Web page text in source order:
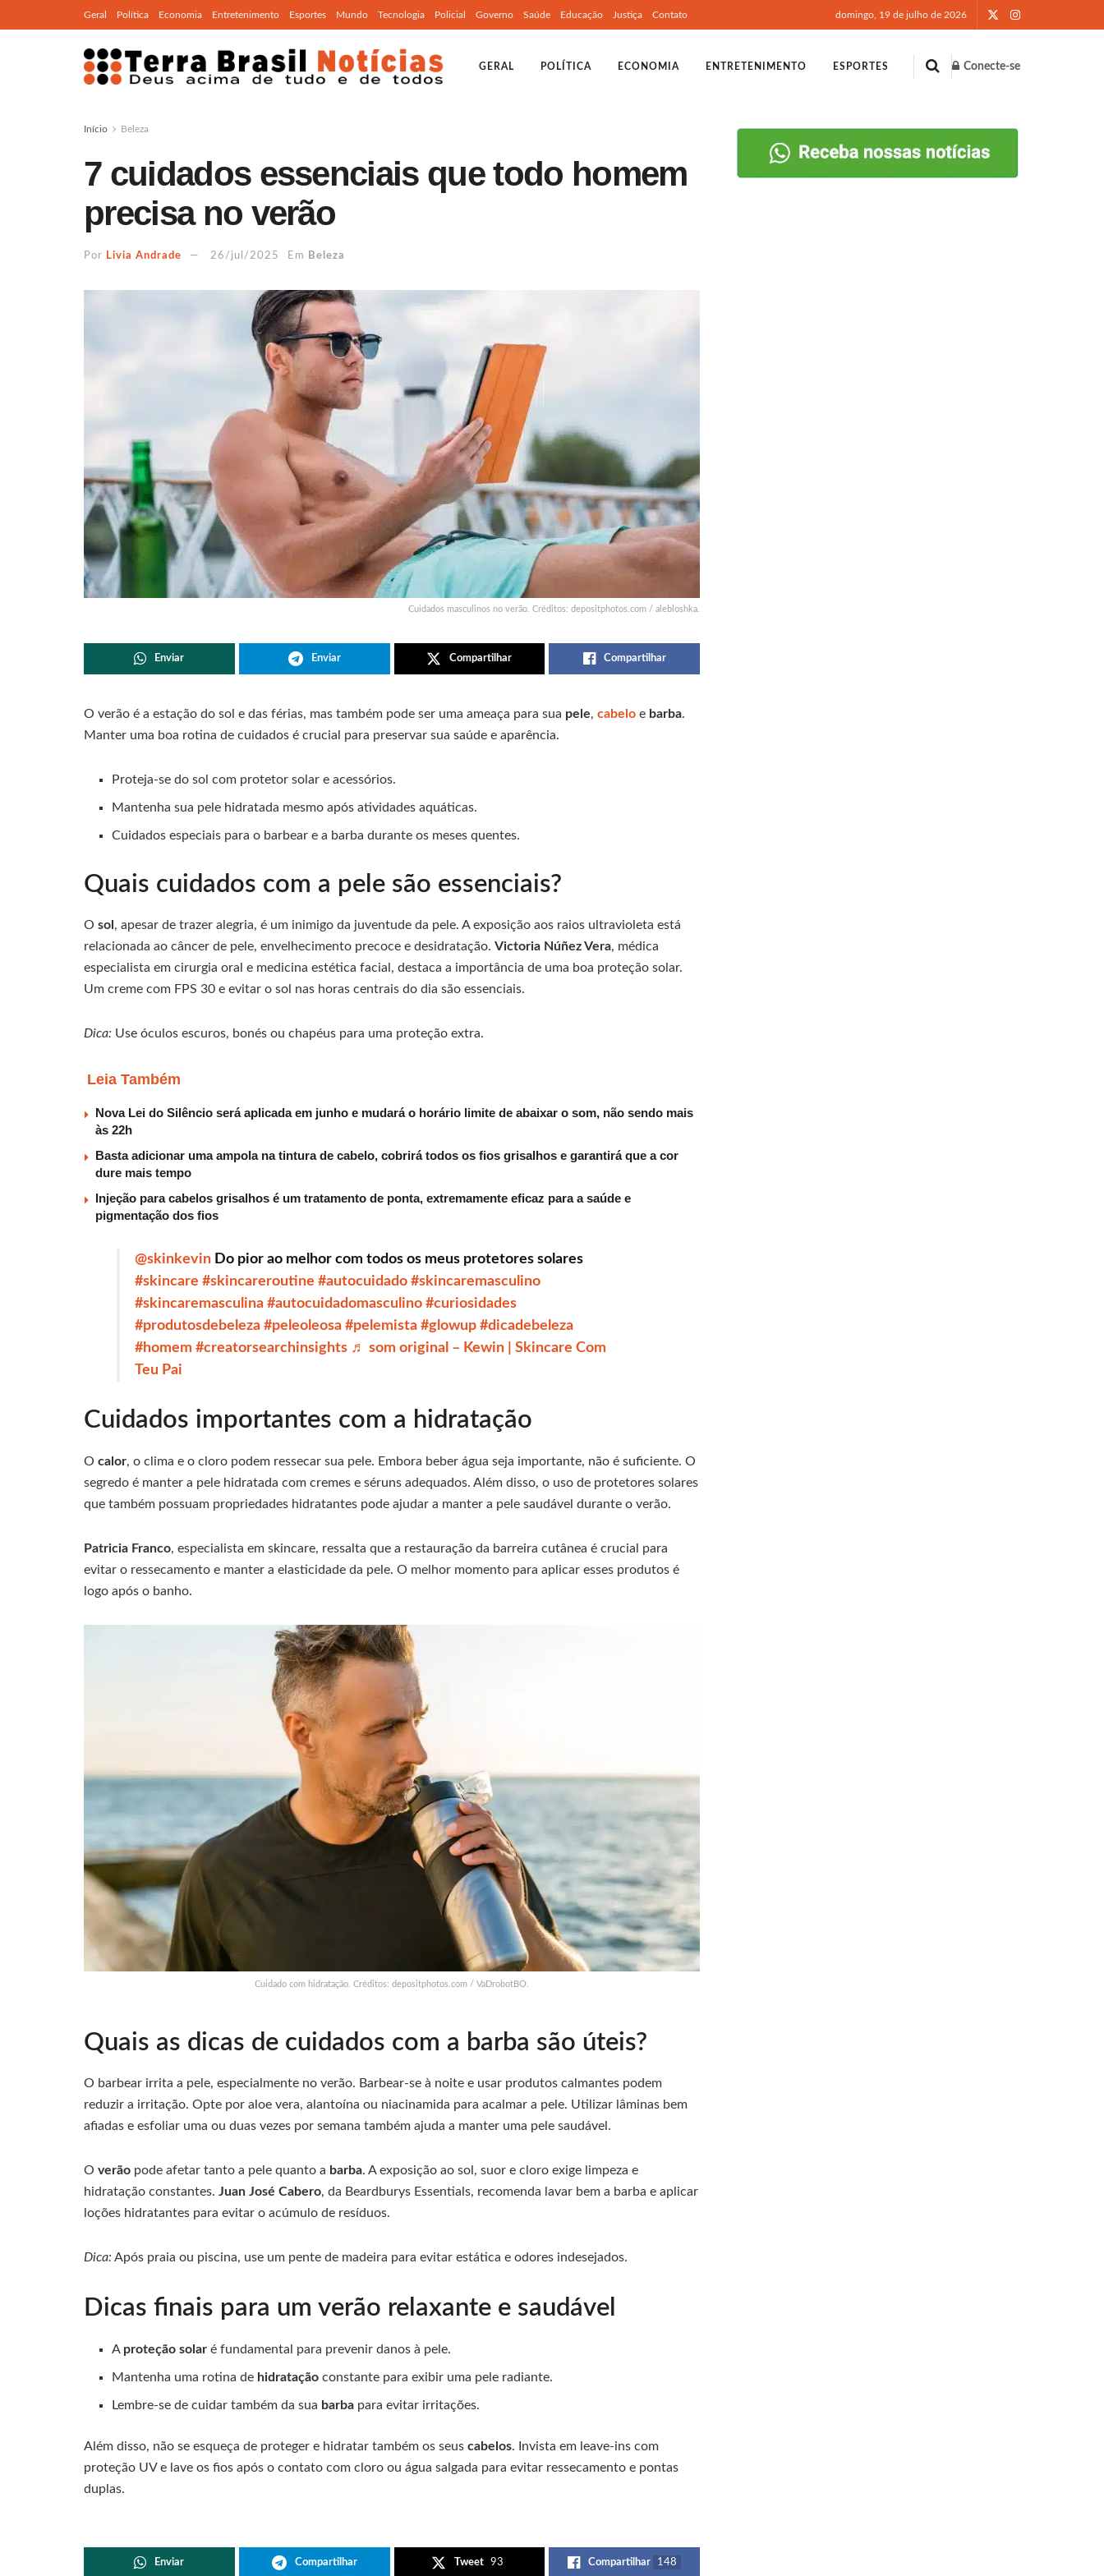
Geral Política Economia Entretenimento Esportes Mundo Tecnologia Policial Governo Saúde Educação Justiça Contato domingo, 19 de julho de 2026
GERAL POLÍTICA ECONOMIA ENTRETENIMENTO ESPORTES Conecte-se
Início Beleza
7 cuidados essenciais que todo homem
precisa no verão
Por Livia Andrade 26/jul/2025 Em Beleza
Cuidados masculinos no verão. Créditos: depositphotos.com / alebloshka.
Enviar Enviar Compartilhar Compartilhar
O verão é a estação do sol e das férias, mas também pode ser uma ameaça para sua pele, cabelo e barba.
Manter uma boa rotina de cuidados é crucial para preservar sua saúde e aparência.
Proteja-se do sol com protetor solar e acessórios.
Mantenha sua pele hidratada mesmo após atividades aquáticas.
Cuidados especiais para o barbear e a barba durante os meses quentes.
Quais cuidados com a pele são essenciais?
O sol , apesar de trazer alegria, é um inimigo da juventude da pele. A exposição aos raios ultravioleta está
relacionada ao câncer de pele, envelhecimento precoce e desidratação. Victoria Núñez Vera, médica
especialista em cirurgia oral e medicina estética facial, destaca a importância de uma boa proteção solar.
Um creme com FPS 30 e evitar o sol nas horas centrais do dia são essenciais.
Dica: Use óculos escuros, bonés ou chapéus para uma proteção extra.
Leia Também
Nova Lei do Silêncio será aplicada em junho e mudará o horário limite de abaixar o som, não sendo mais
às 22h
Basta adicionar uma ampola na tintura de cabelo, cobrirá todos os fios grisalhos e garantirá que a cor
dure mais tempo
Injeção para cabelos grisalhos é um tratamento de ponta, extremamente eficaz para a saúde e
pigmentação dos fios
@skinkevin Do pior ao melhor com todos os meus protetores solares
#skincare #skincareroutine #autocuidado #skincaremasculino
#skincaremasculina #autocuidadomasculino #curiosidades
#produtosdebeleza #peleoleosa #pelemista #glowup #dicadebeleza
#homem #creatorsearchinsights ♬ som original – Kewin | Skincare Com
Teu Pai
Cuidados importantes com a hidratação
O calor, o clima e o cloro podem ressecar sua pele. Embora beber água seja importante, não é suficiente. O
segredo é manter a pele hidratada com cremes e séruns adequados. Além disso, o uso de protetores solares
que também possuam propriedades hidratantes pode ajudar a manter a pele saudável durante o verão.
Patricia Franco, especialista em skincare, ressalta que a restauração da barreira cutânea é crucial para
evitar o ressecamento e manter a elasticidade da pele. O melhor momento para aplicar esses produtos é
logo após o banho.
Cuidado com hidratação. Créditos: depositphotos.com / VaDrobotBO.
Quais as dicas de cuidados com a barba são úteis?
O barbear irrita a pele, especialmente no verão. Barbear-se à noite e usar produtos calmantes podem
reduzir a irritação. Opte por aloe vera, alantoína ou niacinamida para acalmar a pele. Utilizar lâminas bem
afiadas e esfoliar uma ou duas vezes por semana também ajuda a manter uma pele saudável.
O verão pode afetar tanto a pele quanto a barba. A exposição ao sol, suor e cloro exige limpeza e
hidratação constantes. Juan José Cabero, da Beardburys Essentials, recomenda lavar bem a barba e aplicar
loções hidratantes para evitar o acúmulo de resíduos.
Dica: Após praia ou piscina, use um pente de madeira para evitar estática e odores indesejados.
Dicas finais para um verão relaxante e saudável
A proteção solar é fundamental para prevenir danos à pele.
Mantenha uma rotina de hidratação constante para exibir uma pele radiante.
Lembre-se de cuidar também da sua barba para evitar irritações.
Além disso, não se esqueça de proteger e hidratar também os seus cabelos. Invista em leave-ins com
proteção UV e lave os fios após o contato com cloro ou água salgada para evitar ressecamento e pontas
duplas.
Enviar Compartilhar Tweet 93 Compartilhar 148